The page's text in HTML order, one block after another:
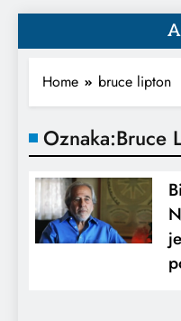
Home bruce lipton
Oznaka:Bruce